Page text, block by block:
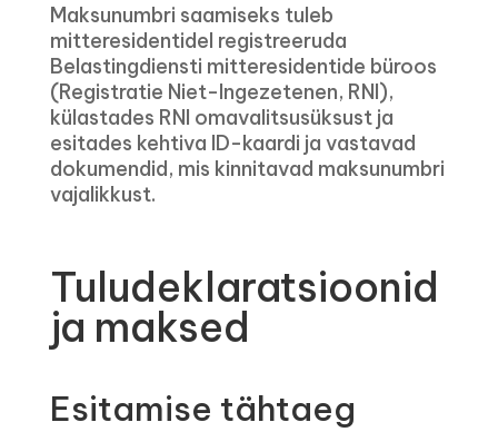
Maksunumbri saamiseks tuleb
mitteresidentidel registreeruda
Belastingdiensti mitteresidentide büroos
(Registratie Niet-Ingezetenen, RNI),
külastades RNI omavalitsusüksust ja
esitades kehtiva ID-kaardi ja vastavad
dokumendid, mis kinnitavad maksunumbri
vajalikkust.
Tuludeklaratsioonid
ja maksed
Esitamise tähtaeg